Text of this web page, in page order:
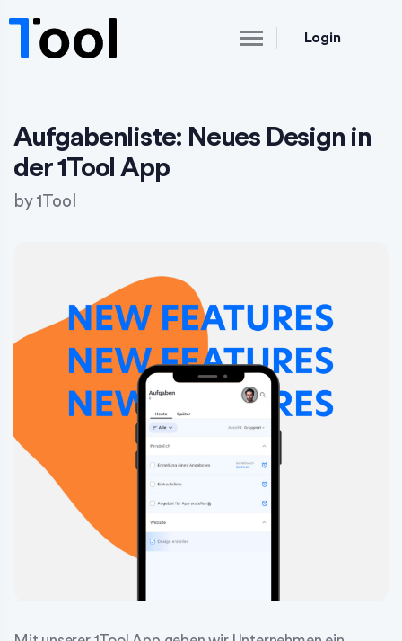
Login
Aufgabenliste: Neues Design in
der 1Tool App
by1Tool